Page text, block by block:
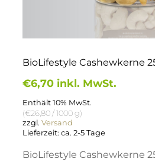
BioLifestyle Cashewkerne
€6,70 inkl. MwSt.
Enthält 10% MwSt.
(€26,80/ 1000 g)
zzgl.Versand
Lieferzeit: ca. 2-5 Tage
BioLifestyle Cashewkerne